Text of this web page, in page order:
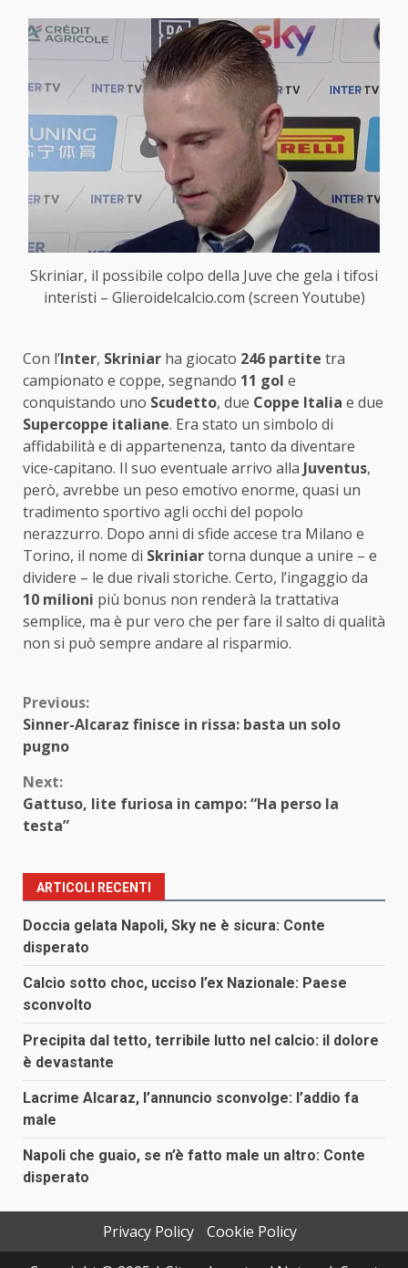
Skriniar, il possibile colpo della Juve che gela i tifosi
interisti – Glieroidelcalcio.com (screen Youtube)
Con l’Inter, Skriniar ha giocato 246 partite tra
campionato e coppe, segnando 11 gol e
conquistando uno Scudetto, due Coppe Italia e due
Supercoppe italiane. Era stato un simbolo di
affidabilità e di appartenenza, tanto da diventare
vice-capitano. Il suo eventuale arrivo alla Juventus,
però, avrebbe un peso emotivo enorme, quasi un
tradimento sportivo agli occhi del popolo
nerazzurro. Dopo anni di sfide accese tra Milano e
Torino, il nome di Skriniartorna dunque a unire – e
dividere – le due rivali storiche. Certo, l’ingaggio da
10 milioni più bonus non renderà la trattativa
semplice, ma è pur vero che per fare il salto di qualità
non si può sempre andare al risparmio.
Continue
Reading
Previous:
Sinner-Alcaraz finisce in rissa: basta un solo
pugno
Next:
Gattuso, lite furiosa in campo: “Ha perso la
testa”
ARTICOLI RECENTI
Doccia gelata Napoli, Sky ne è sicura: Conte
disperato
Calcio sotto choc, ucciso l’ex Nazionale: Paese
sconvolto
Precipita dal tetto, terribile lutto nel calcio: il dolore
è devastante
Lacrime Alcaraz, l’annuncio sconvolge: l’addio fa
male
Napoli che guaio, se n’è fatto male un altro: Conte
disperato
Privacy Policy
Cookie Policy